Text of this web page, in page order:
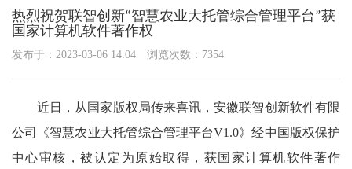
热烈祝贺联智创新“智慧农业大托管综合管理平台”获
国家计算机软件著作权
发布于：2023-03-06 14:04 浏览次数：7354
近日，从国家版权局传来喜讯，安徽联智创新软件有限
公司《智慧农业大托管综合管理平台V1.0》经中国版权保护
中心审核，被认定为原始取得，获国家计算机软件著作